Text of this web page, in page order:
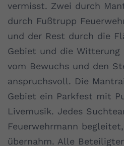
vermisst. Zwei durch
durch Fußtrupp
und der Rest durch die
Gebiet und die
vom Bewuchs und den
anspruchsvoll. Die
Gebiet ein Parkfest mit
Livemusik. Jedes
Feuerwehrmann
übernahm. Alle